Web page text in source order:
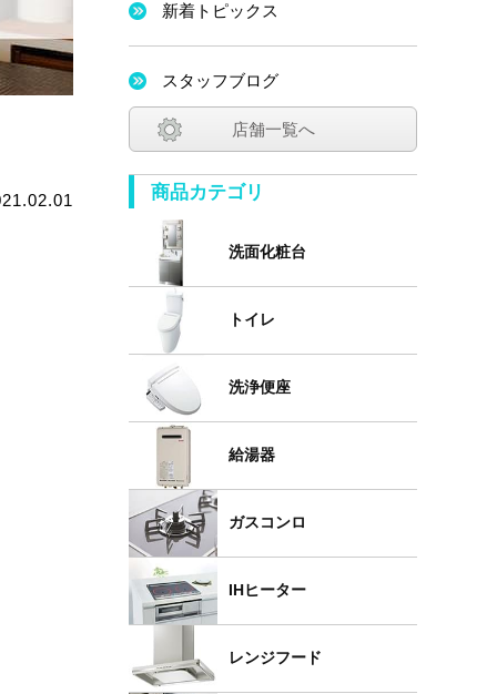
新着トピックス
スタッフブログ
店舗一覧へ
商品カテゴリ
洗面化粧台
トイレ
洗浄便座
給湯器
ガスコンロ
IHヒーター
レンジフード